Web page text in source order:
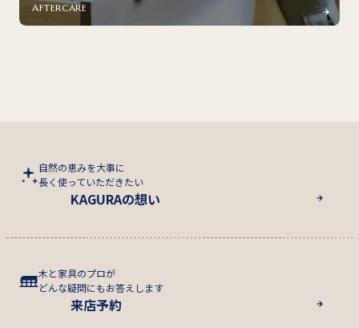
AFTERCARE
自然の恵みを大事に
長く使っていただきたい
KAGURAの想い
木と家具のプロが
どんな疑問にもお答えします
来店予約